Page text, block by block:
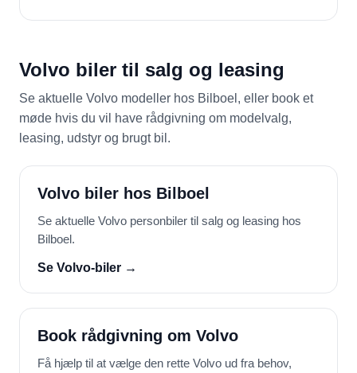
Volvo biler til salg og leasing
Se aktuelle Volvo modeller hos Bilboel, eller book et
møde hvis du vil have rådgivning om modelvalg,
leasing, udstyr og brugt bil.
Volvo biler hos Bilboel
Se aktuelle Volvo personbiler til salg og leasing hos
Bilboel.
Se Volvo-biler →
Book rådgivning om Volvo
Få hjælp til at vælge den rette Volvo ud fra behov,